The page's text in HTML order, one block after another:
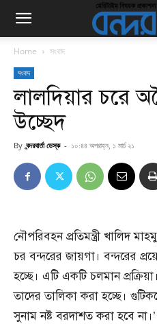
Home সংবাদ
সংবাদ
লালদিয়ার চরে
উচ্ছেদ
By বন্দরবার্তা ডেস্ক - ১০:৪৪ অপরাহ্ন, ১ মার্চ ২১
নৌপরিবহন প্রতিমন্ত্রী খালিদ
চর বন্দরের জায়গা। বন্দরের
হচ্ছে। এটি একটি চলমান
তাদের তালিকা করা হচ্ছে।
সুনাম নষ্ট বরদাশত করা হবে না।’